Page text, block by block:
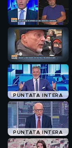
PUNTATA INTERA
PUNTATA INTERA